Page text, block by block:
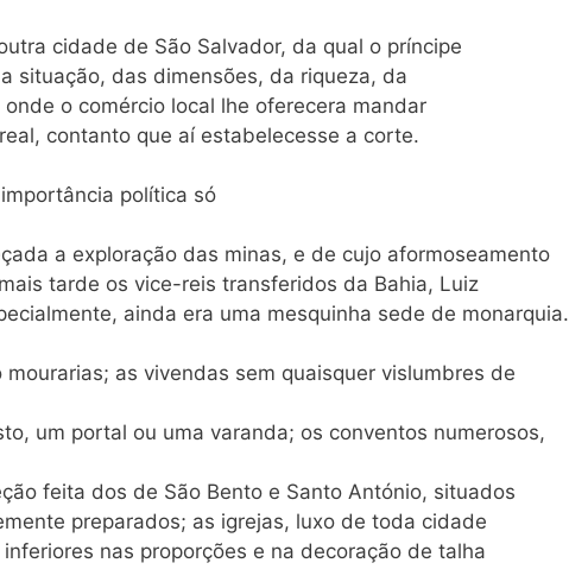
cidade de São Salvador, da qual o príncipe
situação, das dimensões, da riqueza, da
o comércio local lhe oferecera mandar
contanto que aí estabelecesse a corte.
política só
a exploração das minas, e de cujo aformoseamento
tarde os vice-reis transferidos da Bahia, Luiz
ainda era uma mesquinha sede de monarquia.
as vivendas sem quaisquer vislumbres de
um portal ou uma varanda; os conventos numerosos,
feita dos de São Bento e Santo António, situados
preparados; as igrejas, luxo de toda cidade
nas proporções e na decoração de talha